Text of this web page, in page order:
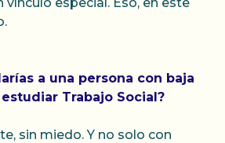
a una persona con baja
Trabajo Social?
sin miedo. Y no solo con